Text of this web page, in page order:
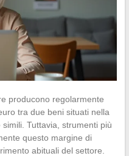
producono regolarmente
tra due beni situati nella
Tuttavia, strumenti più
questo margine di
abituali del settore.